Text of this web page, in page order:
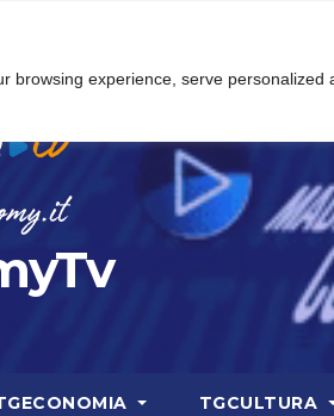
browsing experience, serve
TGCULTURA